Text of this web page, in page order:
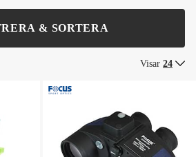
& SORTERA
Visar 24